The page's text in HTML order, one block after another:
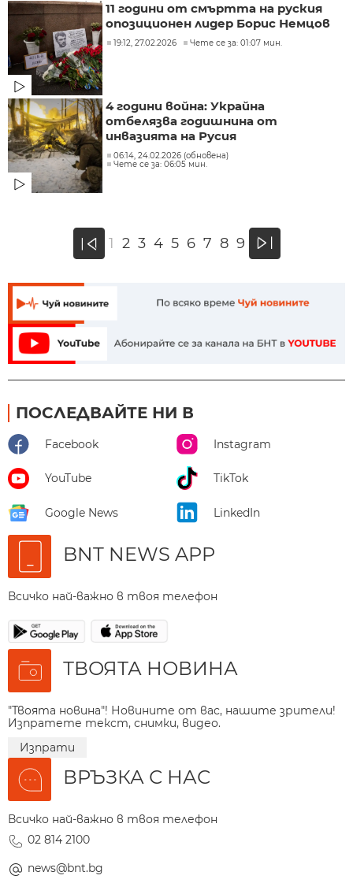
11 години от смъртта на руския
опозиционен лидер Борис Немцов
19:12, 27.02.2026 Чете се за: 01:07 мин.
4 години война: Украйна
отбелязва годишнина от
инвазията на Русия
06:14, 24.02.2026 (обновена)
Чете се за: 06:05 мин.
« 1 2 3 4 5 6 7 8 9 »
ПОСЛЕДВАЙТЕ НИ В
Facebook Instagram
YouTube TikTok
Google News LinkedIn
BNT NEWS APP
Всичко най-важно в твоя телефон
ТВОЯТА НОВИНА
"Твоята новина"! Новините от вас, нашите зрители!
Изпратете текст, снимки, видео.
Изпрати
ВРЪЗКА С НАС
Всичко най-важно в твоя телефон
02 814 2100
news@bnt.bg